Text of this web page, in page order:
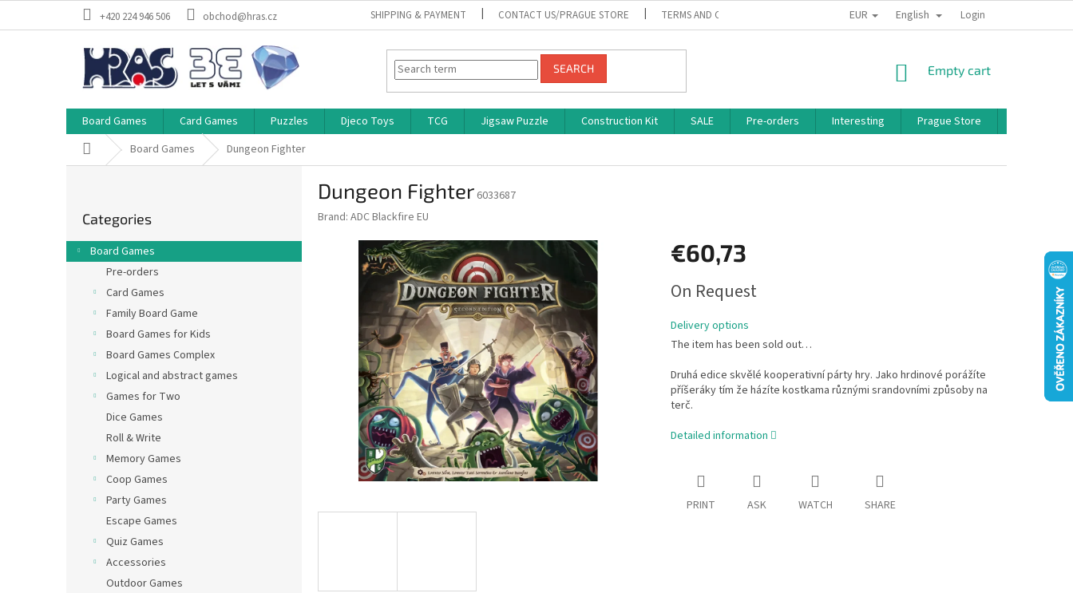
+420 224 946 506 obchod@hras.cz SHIPPING & PAYMENT CONTACT US/PRAGUE STORE TERMS AND CONDITIONS PRIVACY POLICY BONUS PROGRAM
EUR English Login
SEARCH
SHOPPING
Empty cart
Board Games Card Games Puzzles Djeco Toys TCG Jigsaw Puzzle Construction Kit SALE Pre-orders Interesting Prague Store
Home Board Games Dungeon Fighter
b
a
categories
Categories
Board Games
Pre-orders
Card Games
Family Board Game
Board Games for Kids
Board Games Complex
Logical and abstract games
Games for Two
Dice Games
Roll & Write
Memory Games
Coop Games
Party Games
Escape Games
Quiz Games
Accessories
Outdoor Games
Dungeon Fighter 6033687
Brand: ADC Blackfire EU
€60,73
price:
On Request
Delivery options
The item has been sold out…
Druhá edice skvělé kooperativní párty hry. Jako hrdinové porážíte
příšeráky tím že házíte kostkama různými srandovními způsoby na
terč.
Detailed information
PRINT ASK WATCH SHARE